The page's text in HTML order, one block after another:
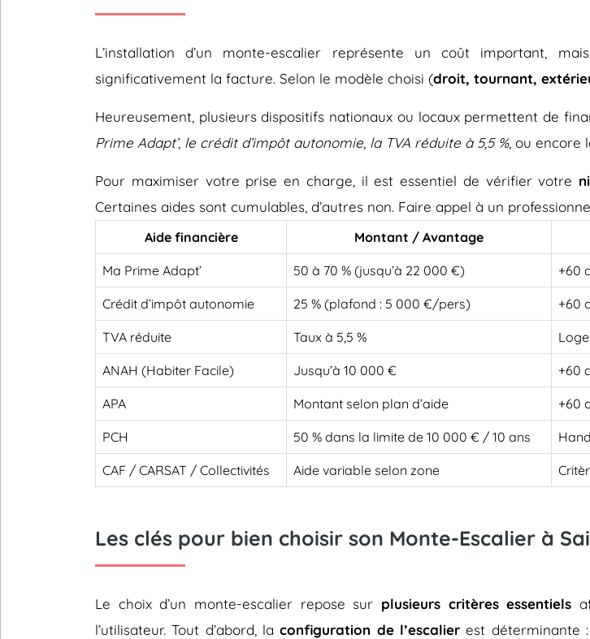
L’installation d’un monte-escalier représente un coût important,
significativement la facture. Selon le modèle choisi (droit, tournant,
Heureusement, plusieurs dispositifs nationaux ou locaux permettent de
Prime Adapt’, le crédit d’impôt autonomie la TVA réduite à 5,5 %, ou encore
Pour maximiser votre prise en charge, il est essentiel de vérifier votre
Certaines aides sont cumulables, d’autres non. Faire appel à un
Aide financière Montant / Avantage
Ma Prime Adapt’ 50 à 70 % (jusqu’à 22 000 €) +60
Crédit d’impôt autonomie 25 % (plafond : 5 000 €/pers) +60
TVA réduite Taux à 5,5 %
ANAH (Habiter Facile) Jusqu’à 10 000 € +60
APA Montant selon plan d’aide +60
PCH 50 % dans la limite de 10 000 € / 10 ans
CAF / CARSAT / Collectivités Aide variable selon zone
Les clés pour bien choisir son Monte-Escalier à
Le choix d’un monte-escalier repose sur plusieurs critères essentiels
l’utilisateur. Tout d’abord, laconfiguration de l’escalier est déterminante